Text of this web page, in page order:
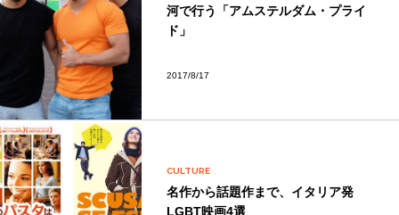
河で行う「アムステルダム・プライ
ド」
2017/8/17
CULTURE
名作から話題作まで、イタリア発
LGBT映画4選